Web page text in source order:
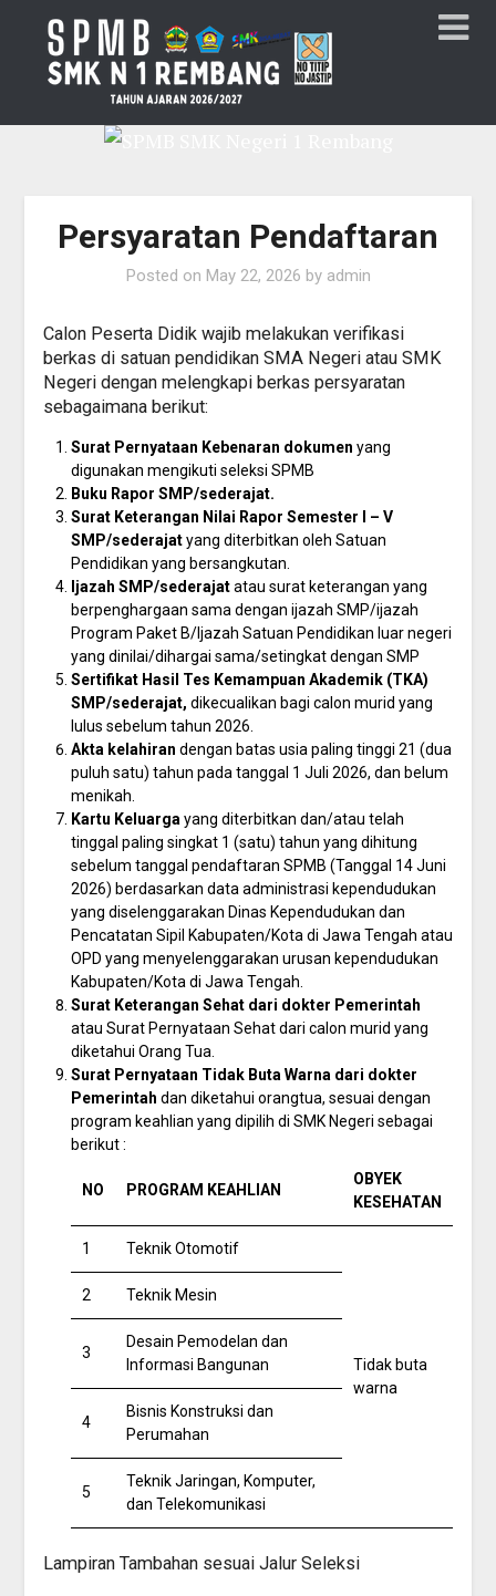
Persyaratan Pendaftaran
Posted on May 22, 2026 by admin
Calon Peserta Didik wajib melakukan verifikasi
berkas di satuan pendidikan SMA Negeri atau SMK
Negeri dengan melengkapi berkas persyaratan
sebagaimana berikut:
Surat Pernyataan Kebenaran dokumen yang
digunakan mengikuti seleksi SPMB
Buku Rapor SMP/sederajat.
Surat Keterangan Nilai Rapor Semester I – V
SMP/sederajatyang diterbitkan oleh Satuan
Pendidikan yang bersangkutan.
Ijazah SMP/sederajatatau surat keterangan yang
berpenghargaan sama dengan ijazah SMP/ijazah
Program Paket B/Ijazah Satuan Pendidikan luar negeri
yang dinilai/dihargai sama/setingkat dengan SMP
Sertifikat Hasil Tes Kemampuan Akademik (TKA)
SMP/sederajat, dikecualikan bagi calon murid yang
lulus sebelum tahun 2026.
Akta kelahiran dengan batas usia paling tinggi 21 (dua
puluh satu) tahun pada tanggal 1 Juli 2026, dan belum
menikah.
Kartu Keluarga yang diterbitkan dan/atau telah
tinggal paling singkat 1 (satu) tahun yang dihitung
sebelum tanggal pendaftaran SPMB (Tanggal 14 Juni
2026) berdasarkan data administrasi kependudukan
yang diselenggarakan Dinas Kependudukan dan
Pencatatan Sipil Kabupaten/Kota di Jawa Tengah atau
OPD yang menyelenggarakan urusan kependudukan
Kabupaten/Kota di Jawa Tengah.
Surat Keterangan Sehat dari dokter Pemerintah
atau Surat Pernyataan Sehat dari calon murid yang
diketahui Orang Tua.
Surat Pernyataan Tidak Buta Warna dari dokter
Pemerintah dan diketahui orangtua, sesuai dengan
program keahlian yang dipilih di SMK Negeri sebagai
berikut :
NO PROGRAM KEAHLIAN
OBYEK
KESEHATAN
1 Teknik Otomotif
Tidak buta
warna
2 Teknik Mesin
3
Desain Pemodelan dan
Informasi Bangunan
4
Bisnis Konstruksi dan
Perumahan
5
Teknik Jaringan, Komputer,
dan Telekomunikasi
Lampiran Tambahan sesuai Jalur Seleksi